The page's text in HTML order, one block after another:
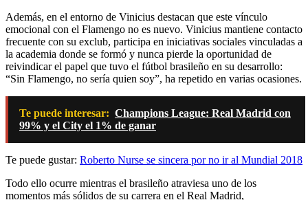
Además, en el entorno de Vinicius destacan que este vínculo
emocional con el Flamengo no es nuevo. Vinicius mantiene contacto
frecuente con su exclub, participa en iniciativas sociales vinculadas a
la academia donde se formó y nunca pierde la oportunidad de
reivindicar el papel que tuvo el fútbol brasileño en su desarrollo:
“Sin Flamengo, no sería quien soy”, ha repetido en varias ocasiones.
Te puede interesar: Champions League: Real Madrid con
99% y el City el 1% de ganar
Te puede gustar: Roberto Nurse se sincera por no ir al Mundial 2018
Todo ello ocurre mientras el brasileño atraviesa uno de los
momentos más sólidos de su carrera en el Real Madrid,